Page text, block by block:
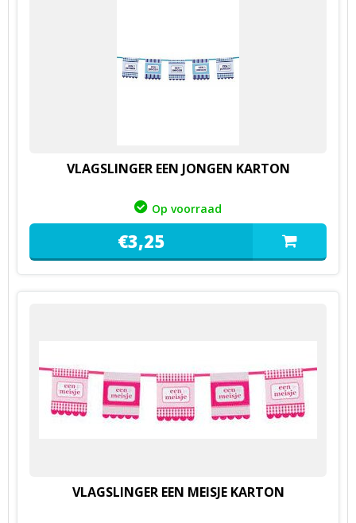
VLAGSLINGER EEN JONGEN KARTON
Op voorraad
€3,25
VLAGSLINGER EEN MEISJE KARTON